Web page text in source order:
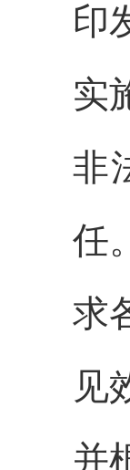
印
实
非
任
求
见
并